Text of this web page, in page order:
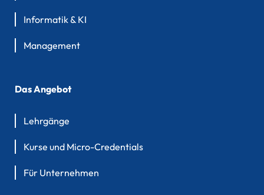
Informatik & KI
Management
Das Angebot
Lehrgänge
Kurse und Micro-Credentials
Für Unternehmen